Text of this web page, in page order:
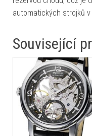
automatických strojků
Související